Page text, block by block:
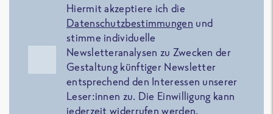
Hiermit akzeptiere ich die
Datenschutzbestimmungen und
stimme individuelle
Newsletteranalysen zu Zwecken der
Gestaltung künftiger Newsletter
entsprechend den Interessen unserer
Leser:innen zu. Die Einwilligung kann
jederzeit widerrufen werden.